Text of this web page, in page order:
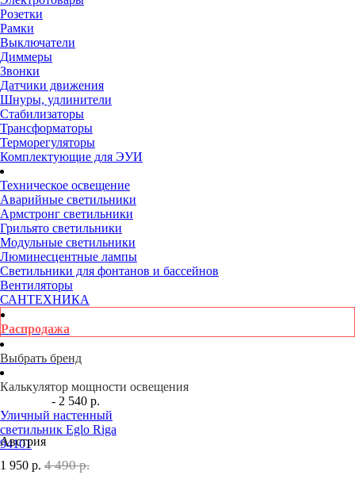
Розетки
Рамки
Выключатели
Диммеры
Звонки
Датчики движения
Шнуры, удлинители
Стабилизаторы
Трансформаторы
Терморегуляторы
Комплектующие для ЭУИ
Техническое освещение
Аварийные светильники
Армстронг светильники
Грильято светильники
Модульные светильники
Люминесцентные лампы
Светильники для фонтанов и бассейнов
Вентиляторы
САНТЕХНИКА
Распродажа
Выбрать бренд
Калькулятор мощности освещения
- 2 540 р.
Уличный настенный
светильник Eglo Riga
94101
Австрия
1 950 р. 4 490 р.